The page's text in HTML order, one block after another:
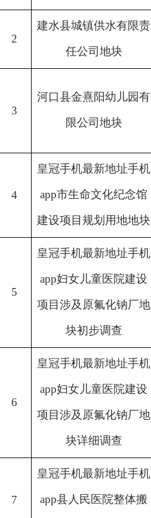
2
建水县城镇供水有限责
任公司地块
3
河口县金熹阳幼儿园有
限公司地块
4
皇冠手机最新地址手机
app市生命文化纪念馆
建设项目规划用地地块
5
皇冠手机最新地址手机
app妇女儿童医院建设
项目涉及原氟化钠厂地
块初步调查
6
皇冠手机最新地址手机
app妇女儿童医院建设
项目涉及原氟化钠厂地
块详细调查
7
皇冠手机最新地址手机
app县人民医院整体搬